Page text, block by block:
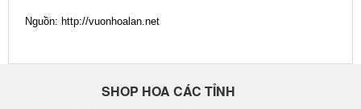
Nguồn: http://vuonhoalan.net
SHOP HOA CÁC TỈNH